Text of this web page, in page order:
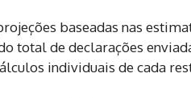
baseadas nas
total de declarações
individuais de cada